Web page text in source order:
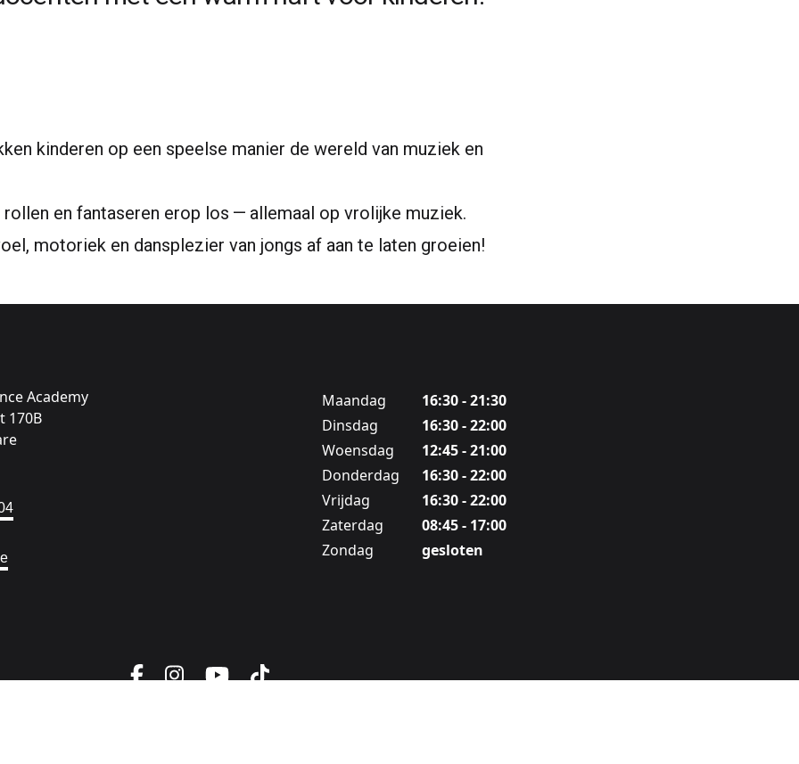
kinderen op een speelse manier de wereld van muziek en
rollen en fantaseren erop los — allemaal op vrolijke muziek.
motoriek en dansplezier van jongs af aan te laten groeien!
Academy
170B
Maandag
16:30 - 21:30
Dinsdag
16:30 - 22:00
Woensdag
12:45 - 21:00
Donderdag
16:30 - 22:00
Vrijdag
16:30 - 22:00
Zaterdag
08:45 - 17:00
Zondag
gesloten
Facebook
Instagram
YouTube
TikTok